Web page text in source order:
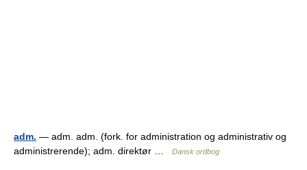
adm. — adm. adm. (fork. for administration og administrativ og
administrerende); adm. direktør …
Dansk ordbog